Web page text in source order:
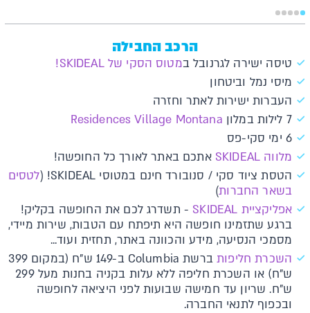
הרכב החבילה
טיסה ישירה לגרנובל במטוס הסקי של SKIDEAL!
מיסי נמל וביטחון
העברות ישירות לאתר וחזרה
7 לילות במלון
Residences Village Montana
6 ימי סקי-פס
מלווה SKIDEAL
אתכם באתר לאורך כל החופשה!
הטסת ציוד סקי / סנובורד חינם במטוסי SKIDEAL! (
לטסים
בשאר החברות)
אפליקציית SKIDEAL
- תשדרג לכם את החופשה בקליק!
ברגע שתזמינו חופשה היא תיפתח עם הטבות, שירות מיידי,
מסמכי הנסיעה, מידע והכוונה באתר, תחזית ועוד...
השכרת חליפות
ברשת Columbia ב-149 ש"ח (במקום 399
ש"ח) או השכרת חליפה ללא עלות בקניה בחנות מעל 299
ש"ח. שריון עד חמישה שבועות לפני היציאה לחופשה
ובכפוף לתנאי החברה.